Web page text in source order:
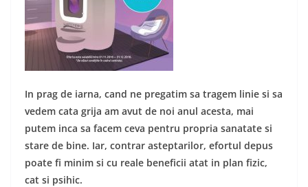
In prag de iarna, cand ne pregatim sa tragem linie si sa
vedem cata grija am avut de noi anul acesta, mai
putem inca sa facem ceva pentru propria sanatate si
stare de bine. Iar, contrar asteptarilor, efortul depus
poate fi minim si cu reale beneficii atat in plan fizic,
cat si psihic.